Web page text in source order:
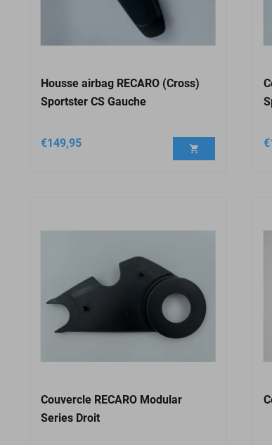
Housse airbag RECARO (Cross)
Sportster CS Gauche
€149,95 €
Couvercle RECARO Modular
Series Droit